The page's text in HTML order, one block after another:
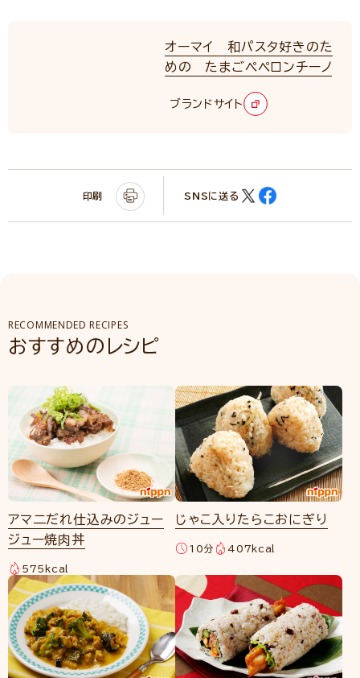
オーマイ 和パスタ好きのた
めの たまごペペロンチーノ
ブランドサイト
印刷 SNSに送る
RECOMMENDED RECIPES
おすすめのレシピ
アマ二だれ仕込みのジュー
ジュー焼肉丼
575kcal
じゃこ入りたらこおにぎり
10分 407kcal